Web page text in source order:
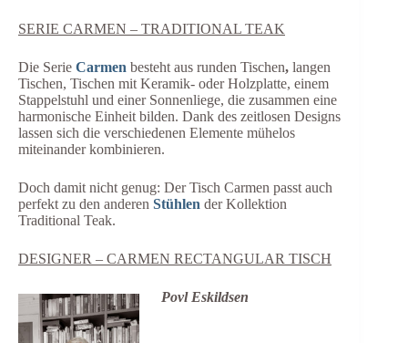
SERIE CARMEN – TRADITIONAL TEAK
Die Serie Carmen besteht aus runden Tischen, langen
Tischen, Tischen mit Keramik- oder Holzplatte, einem
Stappelstuhl und einer Sonnenliege, die zusammen eine
harmonische Einheit bilden. Dank des zeitlosen Designs
lassen sich die verschiedenen Elemente mühelos
miteinander kombinieren.
Doch damit nicht genug: Der Tisch Carmen passt auch
perfekt zu den anderen Stühlen der Kollektion
Traditional Teak.
DESIGNER – CARMEN RECTANGULAR TISCH
Povl Eskildsen